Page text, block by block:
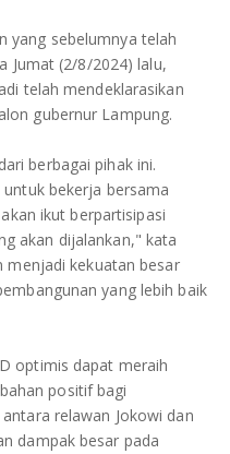
yang sebelumnya telah
Jumat (2/8/2024) lalu,
telah mendeklarasikan
gubernur Lampung.
berbagai pihak ini.
bekerja bersama
ikut berpartisipasi
akan dijalankan," kata
menjadi kekuatan besar
yang lebih baik
optimis dapat meraih
positif bagi
relawan Jokowi dan
dampak besar pada